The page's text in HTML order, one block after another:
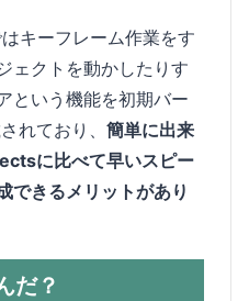
キーフレーム作業をす
ェクトを動かしたりす
という機能を初期バー
れており、 簡単に出来
に比べて早いスピー
できるメリットがあり
だ？